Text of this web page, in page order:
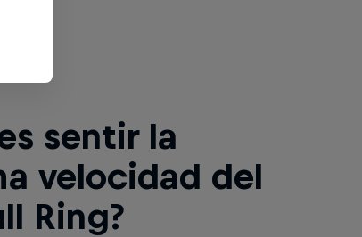
sentir la
velocidad del
Ring?